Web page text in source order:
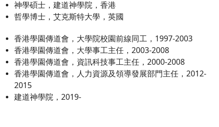
神學碩士，建道神學院，香港
哲學博士，艾克斯特大學，英國
香港學園傳道會，大學院校園前線同工，1997-2003
香港學園傳道會，大學事工主任，2003-2008
香港學園傳道會，資訊科技事工主任，2000-2008
香港學園傳道會，人力資源及領導發展部門主任，2012-
2015
建道神學院，2019-